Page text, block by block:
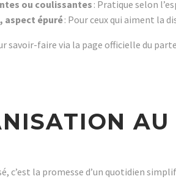
ou coulissantes: Pratique selon
aspect épuré: Pour ceux qui aiment la
savoir-faire via la page officielle du
c’est la promesse d’un quotidien